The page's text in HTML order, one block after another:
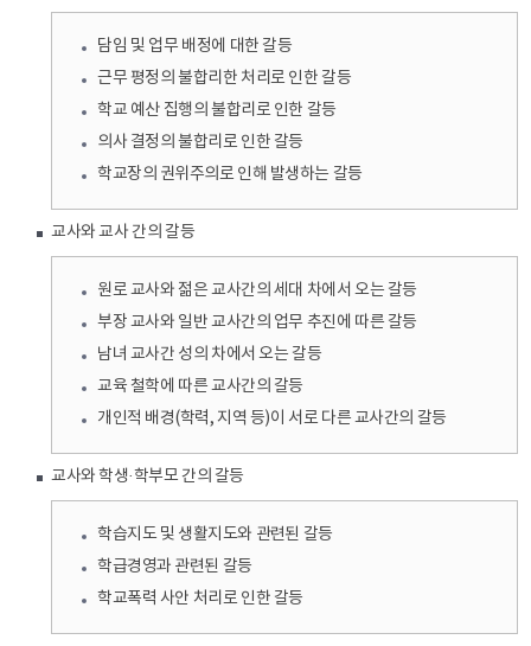
담임 및 업무 배정에 대한 갈등
근무 평정의 불합리한 처리로 인한 갈등
학교 예산 집행의 불합리로 인한 갈등
의사 결정의 불합리로 인한 갈등
학교장의 권위주의로 인해 발생하는 갈등
교사와 교사 간의 갈등
원로 교사와 젊은 교사간의 세대 차에서 오는 갈등
부장 교사와 일반 교사간의 업무 추진에 따른 갈등
남녀 교사간 성의 차에서 오는 갈등
교육 철학에 따른 교사간의 갈등
개인적 배경(학력, 지역 등)이 서로 다른 교사간의 갈등
교사와 학생·학부모 간의 갈등
학습지도 및 생활지도와 관련된 갈등
학급경영과 관련된 갈등
학교폭력 사안 처리로 인한 갈등